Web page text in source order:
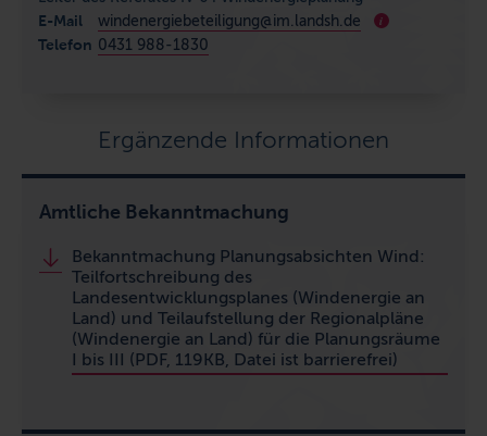
E-Mail windenergiebeteiligung@im.landsh.de
i
Telefon 0431 988-1830
Ergänzende Informationen
Amtliche Bekanntmachung
Bekanntmachung Planungsabsichten Wind:
Teilfortschreibung des
Landesentwicklungsplanes (Windenergie an
Land) und Teilaufstellung der Regionalpläne
(Windenergie an Land) für die Planungsräume
I bis III (PDF, 119KB, Datei ist barrierefrei)